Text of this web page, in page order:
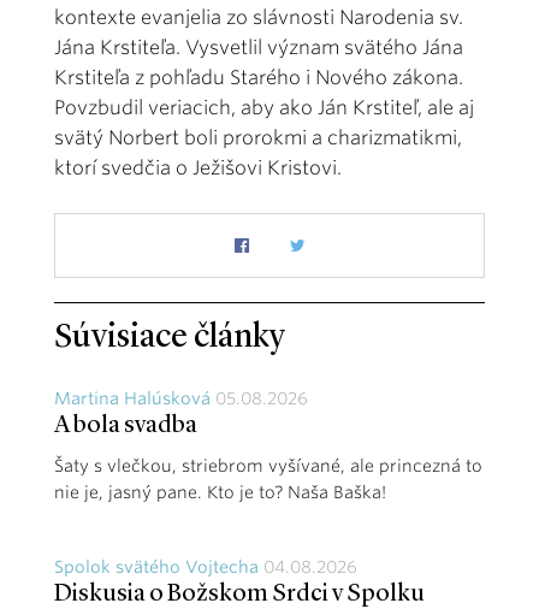
kontexte evanjelia zo slávnosti Narodenia sv.
Jána Krstiteľa. Vysvetlil význam svätého Jána
Krstiteľa z pohľadu Starého i Nového zákona.
Povzbudil veriacich, aby ako Ján Krstiteľ, ale aj
svätý Norbert boli prorokmi a charizmatikmi,
ktorí svedčia o Ježišovi Kristovi.
Súvisiace články
Martina Halúsková 05.08.2026
A bola svadba
Šaty s vlečkou, striebrom vyšívané, ale princezná to
nie je, jasný pane. Kto je to? Naša Baška!
Spolok svätého Vojtecha 04.08.2026
Diskusia o Božskom Srdci v Spolku